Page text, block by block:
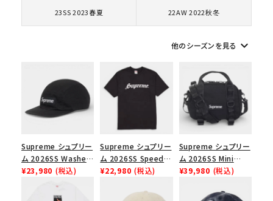
ショルダー・ウエストバッグ
ボックスロゴ ブラックスウェット
コラボレーションブランドから探す
シーズンから探す
並び順
価格から探す
23SS 2023春夏 22AW 2022秋冬
他のシーズンを見る keyboard_arrow_down
Supreme シュプリー
ム 2026SS Washed
Chino Twill Camp
Cap ウォッシュド チ
ノツイル キャンプキャ
¥23,980 (税込)
Supreme シュプリー
ム 2026SS Speed
Tee スピードTシャツ
¥22,980 (税込)
Supreme シュプリー
ム 2026SS Mini
Duffle Bag ミニダッ
¥39,980 (税込)